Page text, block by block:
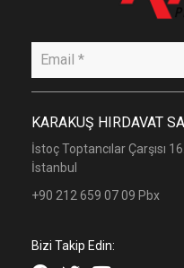
KARAKUŞ HIRDAVAT
İstoç Toptancılar Çarşısı
İstanbul
+90 212 659 07 09 Pbx
Bizi Takip Edin: